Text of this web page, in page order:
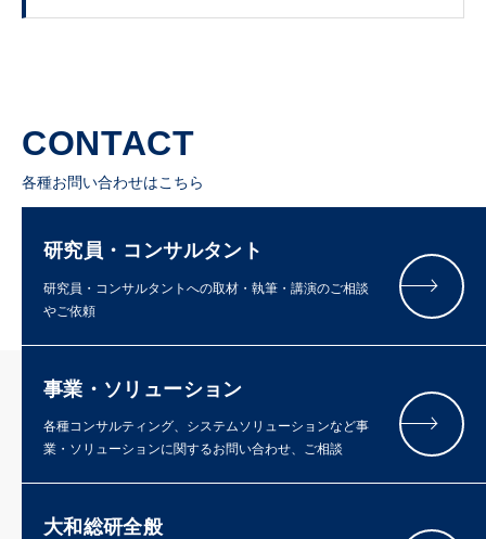
CONTACT
各種お問い合わせはこちら
研究員・コンサルタント
研究員・コンサルタントへの取材・執筆・講演のご相談
やご依頼
事業・ソリューション
各種コンサルティング、システムソリューションなど事
業・ソリューションに関するお問い合わせ、ご相談
大和総研全般